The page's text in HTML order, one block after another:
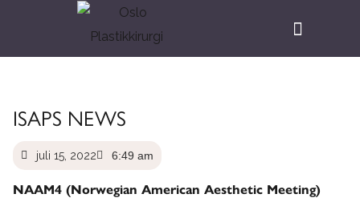
ISAPS NEWS
juli 15, 2022 6:49 am
NAAM4 (Norwegian American Aesthetic Meeting)